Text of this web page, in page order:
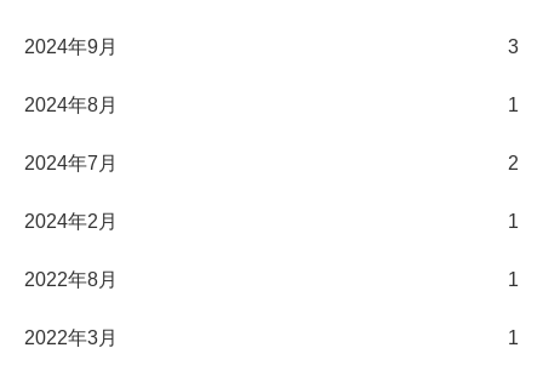
2024年9月 3
2024年8月 1
2024年7月 2
2024年2月 1
2022年8月 1
2022年3月 1